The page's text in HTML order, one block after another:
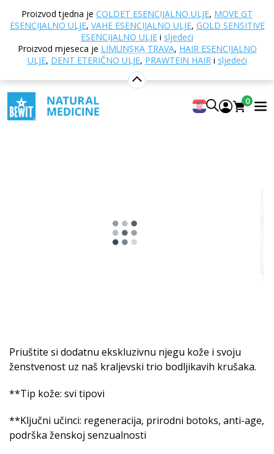
Proizvod tjedna je COLDET ESENCIJALNO ULJE, MOVE GT
ESENCIJALNO ULJE, VAHE ESENCIJALNO ULJE, GOLD SENSITIVE
ESENCIJALNO ULJE i sljedeći
Proizvod mjeseca je LIMUNSKA TRAVA, HAIR ESENCIJALNO
ULJE, DENT ETERIČNO ULJE, PRAWTEIN HAIRi sljedeći
0
Online trgovina
BEWIT setovi
Pronađite svoj potencijal
Pronađite svoj potencijal
Paket luksuznih lifting seruma s popustom
4.93 Prikazati 14 recenzije
Priuštite si dodatnu ekskluzivnu njegu kože i svoju
ženstvenost uz naš kraljevski trio bodljikavih krušaka.
**Tip kože: svi tipovi
**Ključni učinci: regeneracija, prirodni botoks, anti-age,
podrška ženskoj senzualnosti